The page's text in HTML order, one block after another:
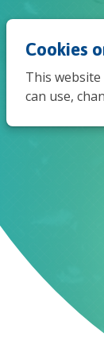
Cookies
This
can use,